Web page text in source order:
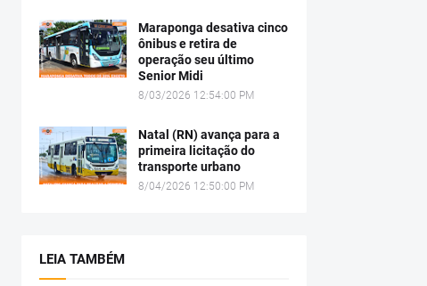
Maraponga desativa cinco
ônibus e retira de
operação seu último
Senior Midi
8/03/2026 12:54:00 PM
Natal (RN) avança para a
primeira licitação do
transporte urbano
8/04/2026 12:50:00 PM
LEIA TAMBÉM